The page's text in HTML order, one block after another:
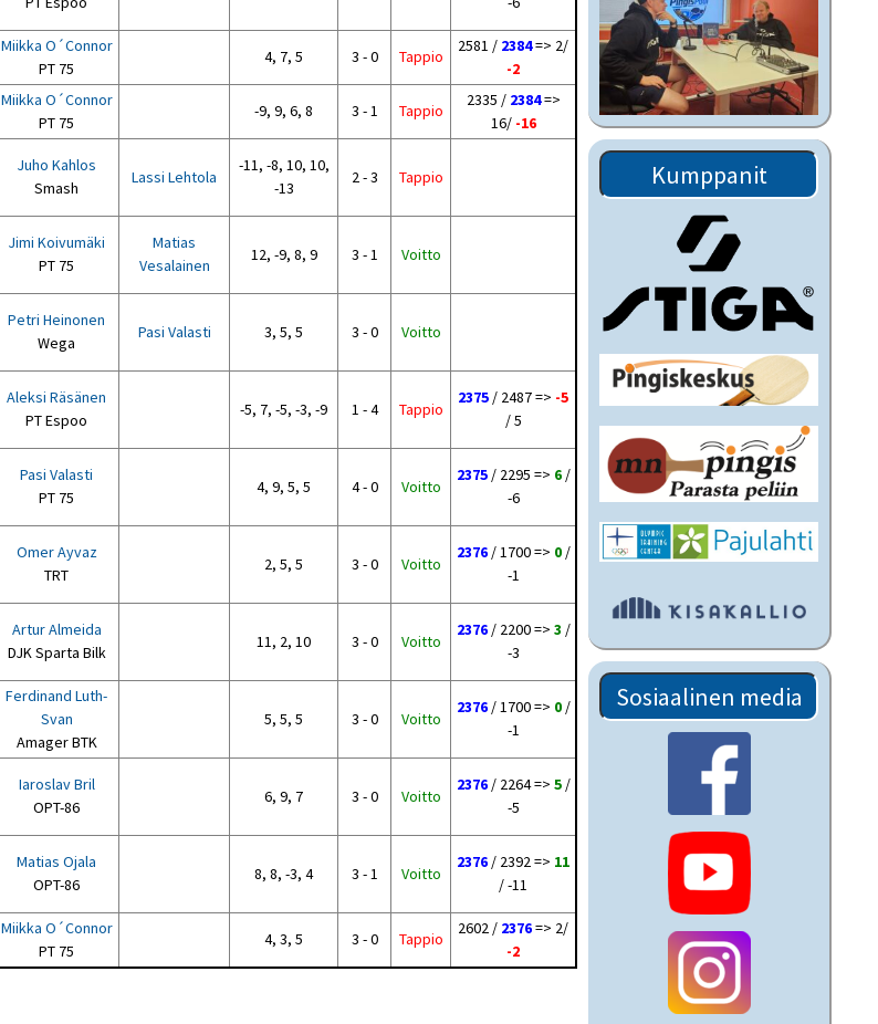
Miikka O´Connor
PT 75
4, 7, 5 3 - 0 Tappio
2581 / 2384=> 2/
-2
Miikka O´Connor
PT 75
-9, 9, 6, 8 3 - 1 Tappio
2335 / 2384=>
16/ -16
Juho Kahlos
Smash
Lassi Lehtola
-11, -8, 10, 10,
-13
2 - 3 Tappio
Jimi Koivumäki
PT 75
Matias
Vesalainen
12, -9, 8, 9 3 - 1 Voitto
Petri Heinonen
Wega
Pasi Valasti 3, 5, 5 3 - 0 Voitto
Aleksi Räsänen
PT Espoo
-5, 7, -5, -3, -9 1 - 4 Tappio
2375 / 2487 => -5
/ 5
Pasi Valasti
PT 75
4, 9, 5, 5 4 - 0 Voitto
2375/ 2295 => 6/
-6
Omer Ayvaz
TRT
2, 5, 5 3 - 0 Voitto
2376/ 1700 => 0/
-1
Artur Almeida
DJK Sparta Bilk
11, 2, 10 3 - 0 Voitto
2376/ 2200 => 3 /
-3
Ferdinand Luth-
Svan
Amager BTK
5, 5, 5 3 - 0 Voitto
2376/ 1700 => 0/
-1
Iaroslav Bril
OPT-86
6, 9, 7 3 - 0 Voitto
2376/ 2264 => 5/
-5
Matias Ojala
OPT-86
8, 8, -3, 4 3 - 1 Voitto
2376 / 2392 => 11
/ -11
Miikka O´Connor
PT 75
4, 3, 5 3 - 0 Tappio
2602 / 2376=> 2/
-2
Kumppanit
Sosiaalinen media